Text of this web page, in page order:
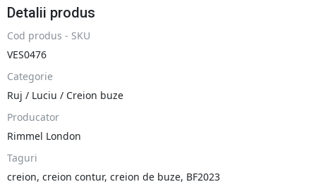
Detalii produs
Cod produs - SKU
VES0476
Categorie
Ruj / Luciu / Creion buze
Producator
Rimmel London
Taguri
creion, creion contur, creion de buze, BF2023